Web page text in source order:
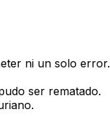
ni un solo error.
ser rematado.